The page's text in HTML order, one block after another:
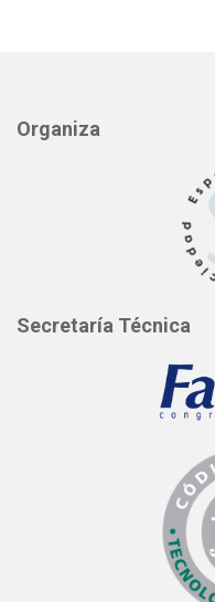
Organiza
Secretaría Técnica